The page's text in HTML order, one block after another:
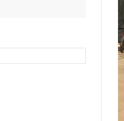
và hồ sơ
thoại/
[Đọc tiếp...]